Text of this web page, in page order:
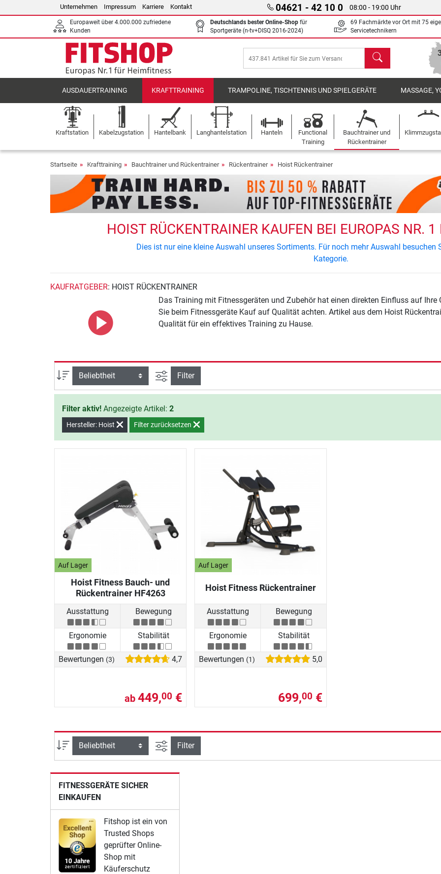
Unternehmen Impressum Karriere Kontakt 04621 - 42 10 0 08:00 - 19:00 Uhr
Europaweit über 4.000.000 zufriedene
Kunden
Deutschlands bester Online-Shop für
Sportgeräte (n-tv+DISQ 2016-2024)
69 Fachmärkte vor Ort mit 75
Servicetechnikern
Suchen
AUSDAUERTRAINING KRAFTTRAINING TRAMPOLINE, TISCHTENNIS UND SPIELGERÄTE MASSAGE,
Kraftstation Kabelzugstation Hantelbank Langhantelstation Hanteln
Functional
Training
Bauchtrainer und
Rückentrainer
Startseite Krafttraining Bauchtrainer und Rückentrainer Rückentrainer Hoist Rückentrainer
HOIST RÜCKENTRAINER KAUFEN BEI EUROPAS NR.
Dies ist nur eine kleine Auswahl unseres Sortiments. Für noch mehr Auswahl besuchen
Kategorie.
KAUFRATGEBER: HOIST RÜCKENTRAINER
Das Training mit Fitnessgeräten und Zubehör hat einen direkten Einfluss auf
Sie beim Fitnessgeräte Kauf auf Qualität achten. Artikel aus dem Hoist
Qualität für ein effektives Training zu Hause.
Sortierung Ansicht filtern
Filter
Filter aktiv! Angezeigte Artikel: 2
Hersteller: Hoist Filter zurücksetzen
Auf Lager
Hoist Fitness Bauch- und
Rückentrainer HF4263
Ausstattung Bewegung
Ergonomie Stabilität
Bewertungen (3) 4,7
ab 449,00 €
Auf Lager
Hoist Fitness Rückentrainer
Ausstattung Bewegung
Ergonomie Stabilität
Bewertungen (1) 5,0
699,00 €
Sortierung Ansicht filtern
Filter
FITNESSGERÄTE SICHER
EINKAUFEN
Fitshop ist ein von
Trusted Shops
geprüfter Online-
Shop mit
Käuferschutz